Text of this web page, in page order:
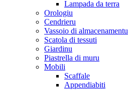
Lampada da terra
Orologiu
Cendrieru
Vassoio di almacenamentu
Scatola di tessuti
Giardinu
Piastrella di muru
Mobili
Scaffale
Appendiabiti